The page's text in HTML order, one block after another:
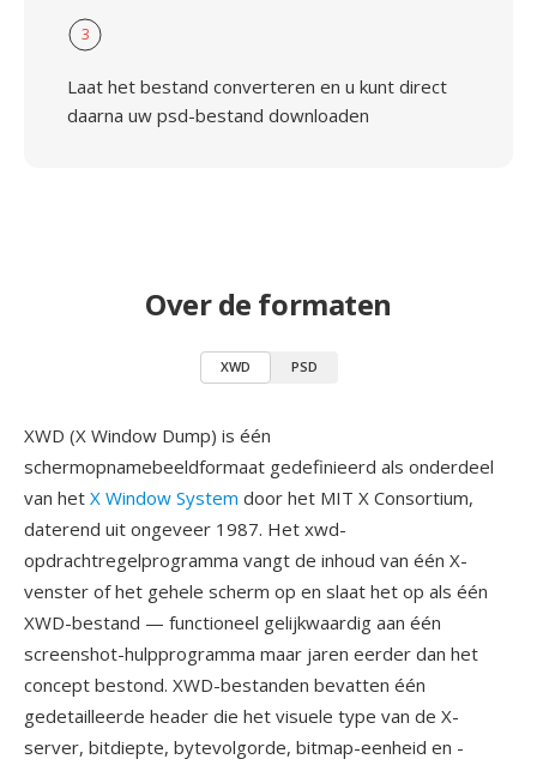
3
Laat het bestand converteren en u kunt direct
daarna uw psd-bestand downloaden
Over de formaten
XWD PSD
XWD (X Window Dump) is één
schermopnamebeeldformaat gedefinieerd als onderdeel
van het X Window System door het MIT X Consortium,
daterend uit ongeveer 1987. Het xwd-
opdrachtregelprogramma vangt de inhoud van één X-
venster of het gehele scherm op en slaat het op als één
XWD-bestand — functioneel gelijkwaardig aan één
screenshot-hulpprogramma maar jaren eerder dan het
concept bestond. XWD-bestanden bevatten één
gedetailleerde header die het visuele type van de X-
server, bitdiepte, bytevolgorde, bitmap-eenheid en -